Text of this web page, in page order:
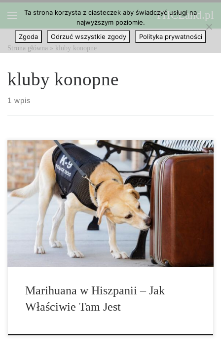
Przejdź do treści THCLand.pl
Strona główna » kluby konopne
kluby konopne
1 wpis
Hiszpania, szósty co do wielkości kraj w Europie pod względem
liczby ludności, zyskała w ostatnich latach reputację popularnego
miejsca na konopie indyjskie. Jednakże, chociaż istnieje
stosunkowo liberalne podejście, obejmujące zarówno możliwość
uprawy, jak i konsumpcji, status prawny konopi indyjskich w […]
Marihuana w Hiszpanii – Jak
Właściwie Tam Jest
Ta strona korzysta z ciasteczek aby świadczyć usługi na
najwyższym poziomie.
Zgoda
Odrzuć wszystkie zgody Polityka prywatności